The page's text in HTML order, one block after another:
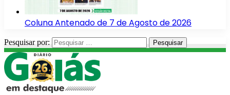
Coluna Antenado de 7 de Agosto de 2026
Pesquisar por: